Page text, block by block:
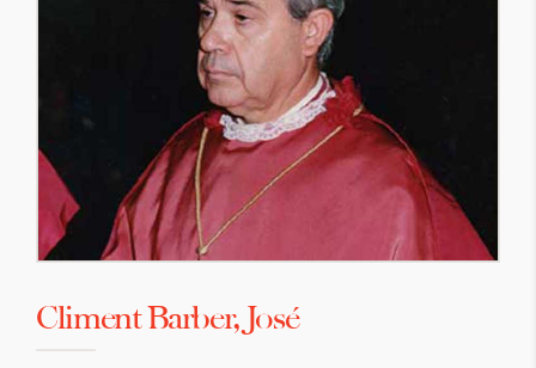
Climent Barber, José